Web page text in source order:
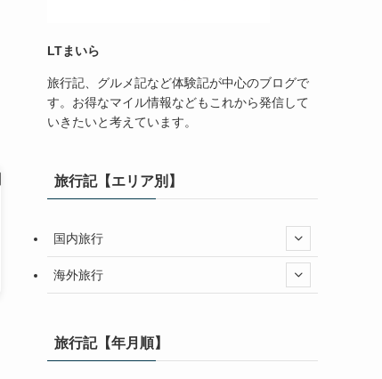
LTまいら
旅行記、グルメ記など体験記が中心のブログで
す。お得なマイル情報などもこれから発信して
いきたいと考えています。
旅行記【エリア別】
国内旅行
海外旅行
旅行記【年月順】